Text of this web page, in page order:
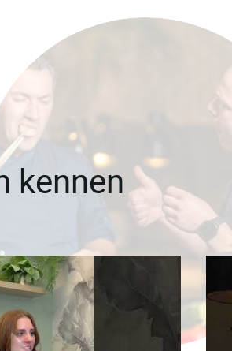
kennen